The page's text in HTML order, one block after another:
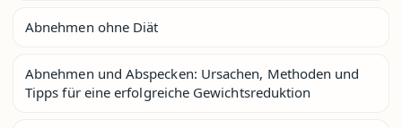
Abnehmen ohne Diät
Abnehmen und Abspecken: Ursachen, Methoden und
Tipps für eine erfolgreiche Gewichtsreduktion